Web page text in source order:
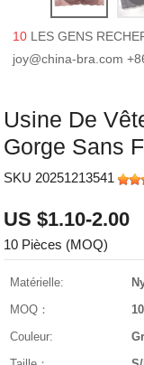
10 LES GENS
joy@china-bra.com
Usine De
Gorge Sans
SKU 20251213541
US $1.10-2.00
10 Pièces (MOQ)
Matérielle:
MOQ：
Couleur: